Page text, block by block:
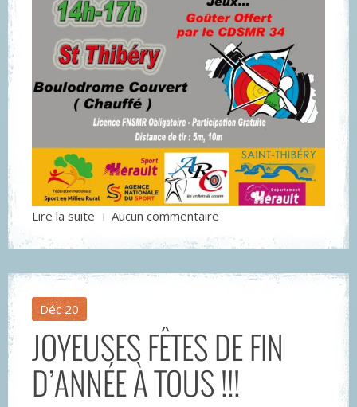
Lire la suite Aucun commentaire
Déc 20
JOYEUSES FÊTES DE FIN
D’ANNÉE À TOUS !!!